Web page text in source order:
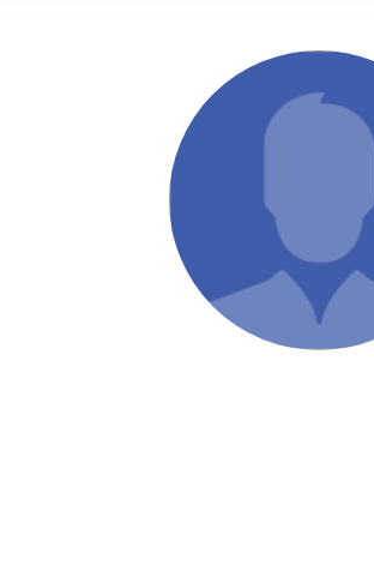
Біблійне консультування